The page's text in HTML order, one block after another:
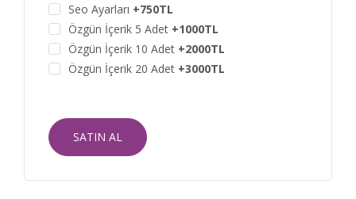
Seo Ayarları +750TL
Özgün İçerik 5 Adet +1000TL
Özgün İçerik 10 Adet +2000TL
Özgün İçerik 20 Adet +3000TL
SATIN AL